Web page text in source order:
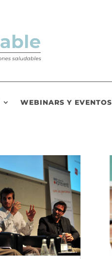
WEBINARS Y EVENTOS